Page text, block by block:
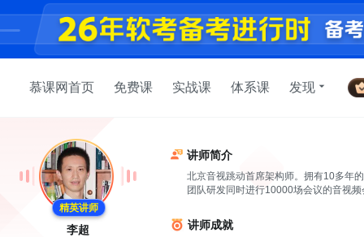
慕课网首页 免费课 实战课 体系课 发现
精英讲师
李超
讲师简介
北京音视跳动首席架构师。拥有10多年
团队研发同时进行10000场会议的音视
讲师成就